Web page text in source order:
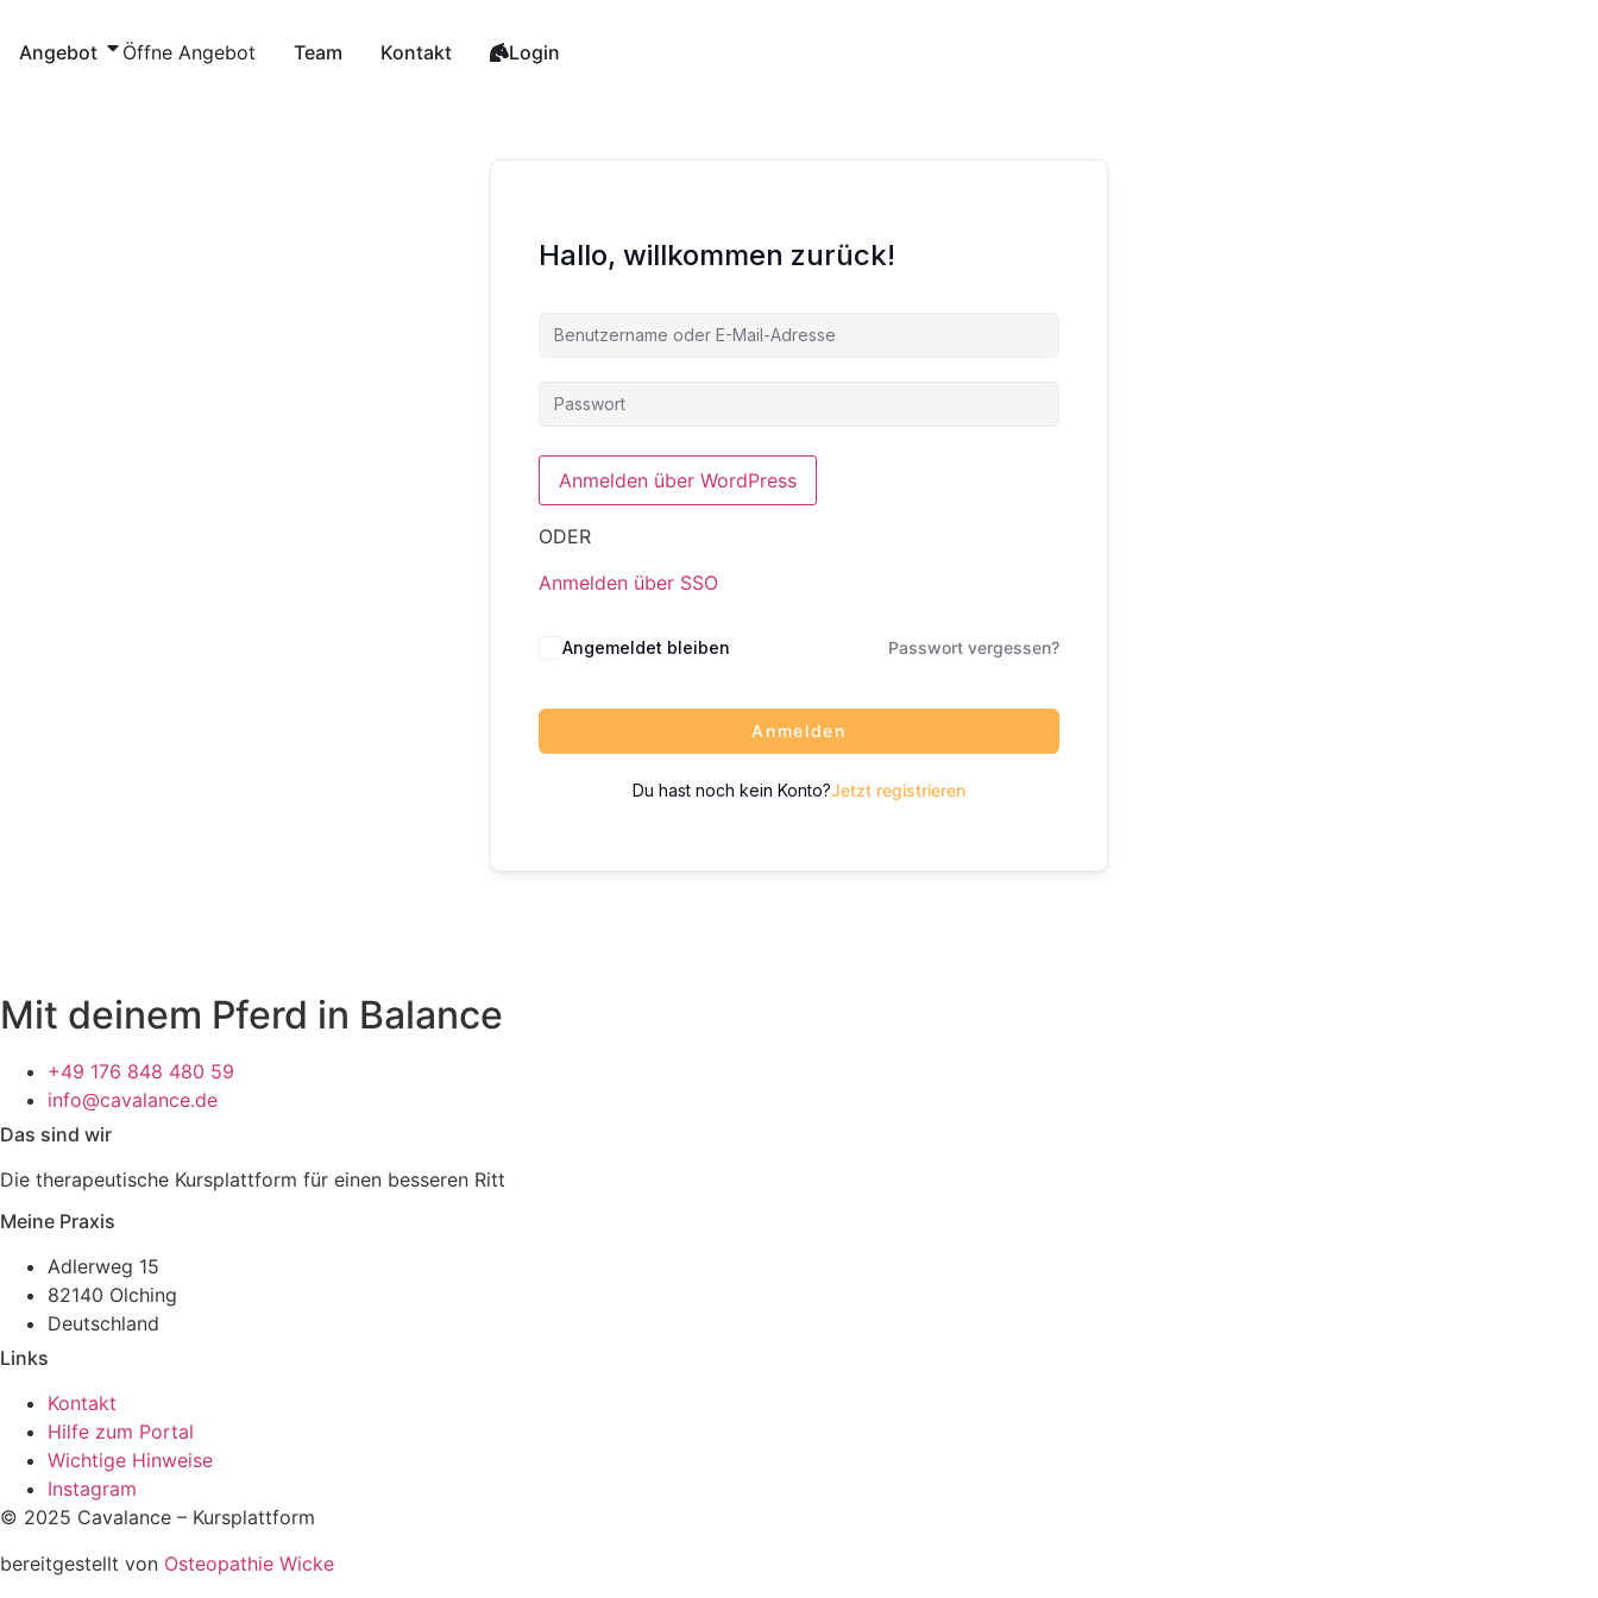
Inhalt
springen
Angebot Öffne Angebot Team Kontakt Login
Hallo, willkommen zurück!
ODER
Anmelden über SSO
Angemeldet bleiben Passwort vergessen?
Anmelden
Du hast noch kein Konto?Jetzt registrieren
Mit deinem Pferd in Balance
+49 176 848 480 59
info@cavalance.de
Das sind wir
Die therapeutische Kursplattform für einen besseren Ritt
Meine Praxis
Adlerweg 15
82140 Olching
Deutschland
Links
Kontakt
Hilfe zum Portal
Wichtige Hinweise
Instagram
© 2025 Cavalance – Kursplattform
bereitgestellt von Osteopathie Wicke